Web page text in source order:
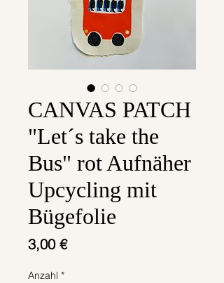
CANVAS PATCH
"Let´s take the
Bus" rot Aufnäher
Upcycling mit
Bügefolie
3,00 €Preis
Anzahl *